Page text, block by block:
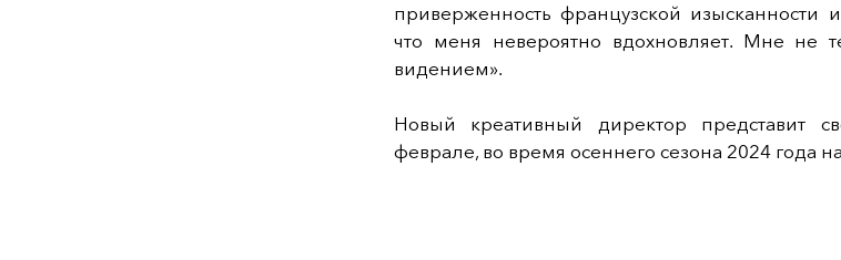
приверженность французской изысканности
что меня невероятно вдохновляет. Мне не
видением».
Новый креативный директор представит
феврале, во время осеннего сезона 2024 года